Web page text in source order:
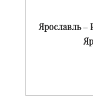
Ярославль –